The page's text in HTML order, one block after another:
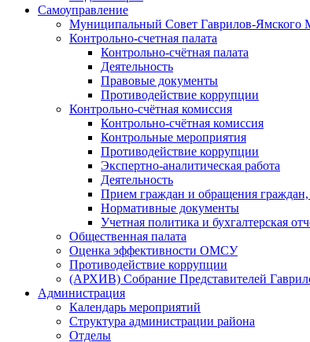
Самоуправление
Муниципальный Совет Гаврилов-Ямского
Контрольно-счетная палата
Контрольно-счётная палата
Деятельность
Правовые документы
Противодействие коррупции
Контрольно-счётная комиссия
Контрольно-счётная комиссия
Контрольные мероприятия
Противодействие коррупции
Экспертно-аналитическая работа
Деятельность
Прием граждан и обращения
Нормативные документы
Учетная политика и бухгалтерская
Общественная палата
Оценка эффективности ОМСУ
Противодействие коррупции
(АРХИВ) Собрание Представителей
Администрация
Календарь мероприятий
Структура администрации района
Отделы